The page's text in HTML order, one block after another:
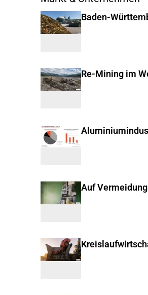
Baden-
Re-Mining im
Auf